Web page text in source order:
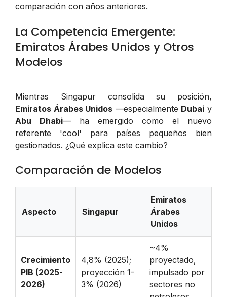
comparación con años anteriores.
La Competencia Emergente:
Emiratos Árabes Unidos y Otros
Modelos
Mientras Singapur consolida su posición,
Emiratos Árabes Unidos —especialmente Dubai y
Abu Dhabi— ha emergido como el nuevo
referente 'cool' para países pequeños bien
gestionados. ¿Qué explica este cambio?
Comparación de Modelos
Aspecto Singapur
Emiratos
Árabes
Unidos
Crecimiento
PIB (2025-
2026)
4,8% (2025);
proyección 1-
3% (2026)
~4%
proyectado,
impulsado por
sectores no